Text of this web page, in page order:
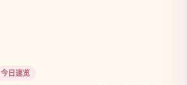
今日速览